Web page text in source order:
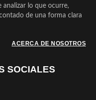
analizar lo que ocurre,
de una forma clara
ACERCA DE NOSOTROS
SOCIALES